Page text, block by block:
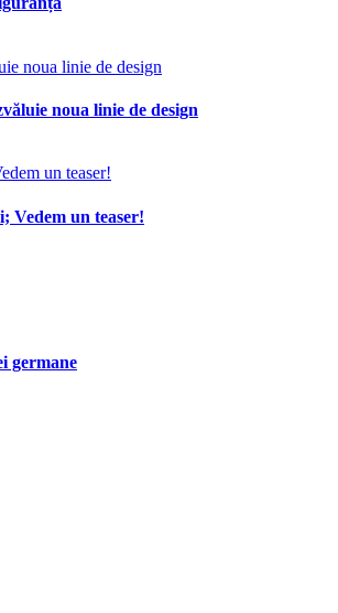
noua linie de design
Vedem un teaser!
germane